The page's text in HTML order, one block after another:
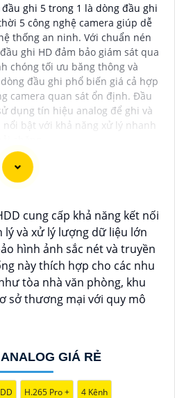
ghi 5 trong 1 là dòng đầu ghi
5 công nghệ camera giúp dễ
thống an ninh. Với chuẩn nén
ghi HD đảm bảo giám sát qua
chóng tối ưu băng thông và
đầu ghi phổ biến giá cả hợp
camera quan sát ổn định. Đầu
dụng tín hiệu analog để ghi và
bật với khả năng xử lý nhanh
số tư vấn và giới thiệu về
Ninh Chính Hãng mà bạn có
- Camera IP PTZ
- Độ phân giải Full HD
dây WiFi. - Tích hợp công
- Phù hợp để theo dõi
2CD1021-I**: - Camera IP
băng thông. - Độ phân giải
chống ngược sáng kỹ thuật
cung cấp khả năng kết nối
lý và xử lý lượng dữ liệu lớn
hình ảnh sắc nét và truyền
này thích hợp cho các nhu
tòa nhà văn phòng, khu
sở thương mại với quy mô
GIÁ RẺ
H.265 Pro + 4 Kênh